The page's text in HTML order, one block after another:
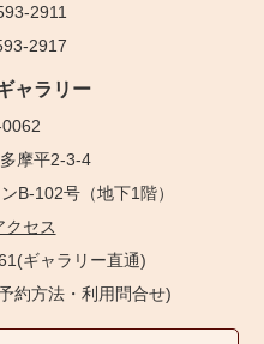
2911
2917
ャラリー
摩平2-3-4
B-102号（地下1階）
クセス
ギャラリー直通)
約方法・利用問合せ)